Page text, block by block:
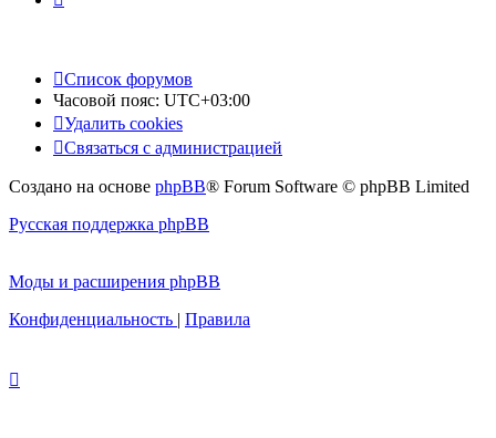
Список форумов
Часовой пояс: UTC+03:00
Удалить cookies
Связаться с администрацией
Создано на основе phpBB® Forum Software © phpBB Limited
Русская поддержка phpBB
Моды и расширения phpBB
Конфиденциальность | Правила